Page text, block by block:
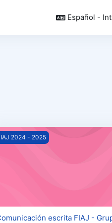
Español -
G1 A25escrita FIAJ -
2024 - 2025
escrita FIAJ -